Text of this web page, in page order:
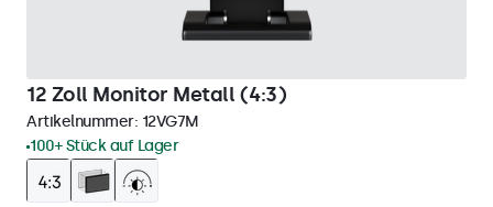
12 Zoll Monitor Metall (4:3)
Artikelnummer: 12VG7M
100+ Stück auf Lager